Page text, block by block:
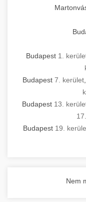
Budapest 1.
Budapest 7. kerület,
Budapest 13.
Budapest 19.
Nem